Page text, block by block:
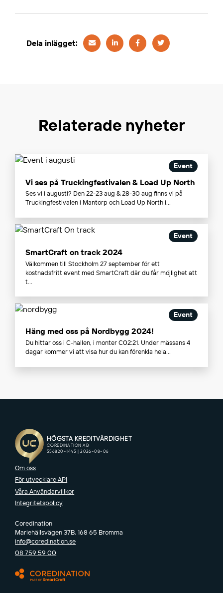
Dela inlägget:
Relaterade nyheter
Event
Vi ses på Truckingfestivalen & Load Up North
Ses vi i augusti? Den 22-23 aug & 28-30 aug finns vi på
Truckingfestivalen i Mantorp och Load Up North i...
Event
SmartCraft on track 2024
Välkommen till Stockholm 27 september för ett
kostnadsfritt event med SmartCraft där du får möjlighet att
t...
Event
Häng med oss på Nordbygg 2024!
Du hittar oss i C-hallen, i monter C02:21. Under mässans 4
dagar kommer vi att visa hur du kan förenkla hela...
Coredination
Mariehällsvägen 37B, 168 65 Bromma
info@coredination.se
08 759 59 00
Om oss
För utvecklare API
Våra Användarvillkor
Integritetspolicy